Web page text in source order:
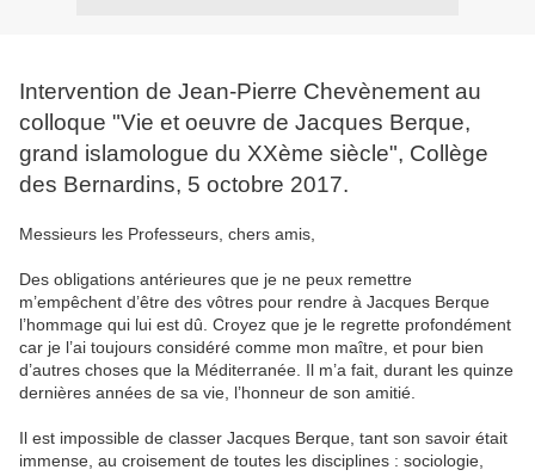
Intervention de Jean-Pierre Chevènement au
colloque "Vie et oeuvre de Jacques Berque,
grand islamologue du XXème siècle", Collège
des Bernardins, 5 octobre 2017.
Messieurs les Professeurs, chers amis,
Des obligations antérieures que je ne peux remettre
m’empêchent d’être des vôtres pour rendre à Jacques Berque
l’hommage qui lui est dû. Croyez que je le regrette profondément
car je l’ai toujours considéré comme mon maître, et pour bien
d’autres choses que la Méditerranée. Il m’a fait, durant les quinze
dernières années de sa vie, l’honneur de son amitié.
Il est impossible de classer Jacques Berque, tant son savoir était
immense, au croisement de toutes les disciplines : sociologie,